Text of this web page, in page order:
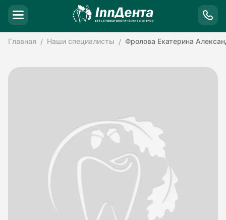
Главная Наши специалисты Фролова Екатерина